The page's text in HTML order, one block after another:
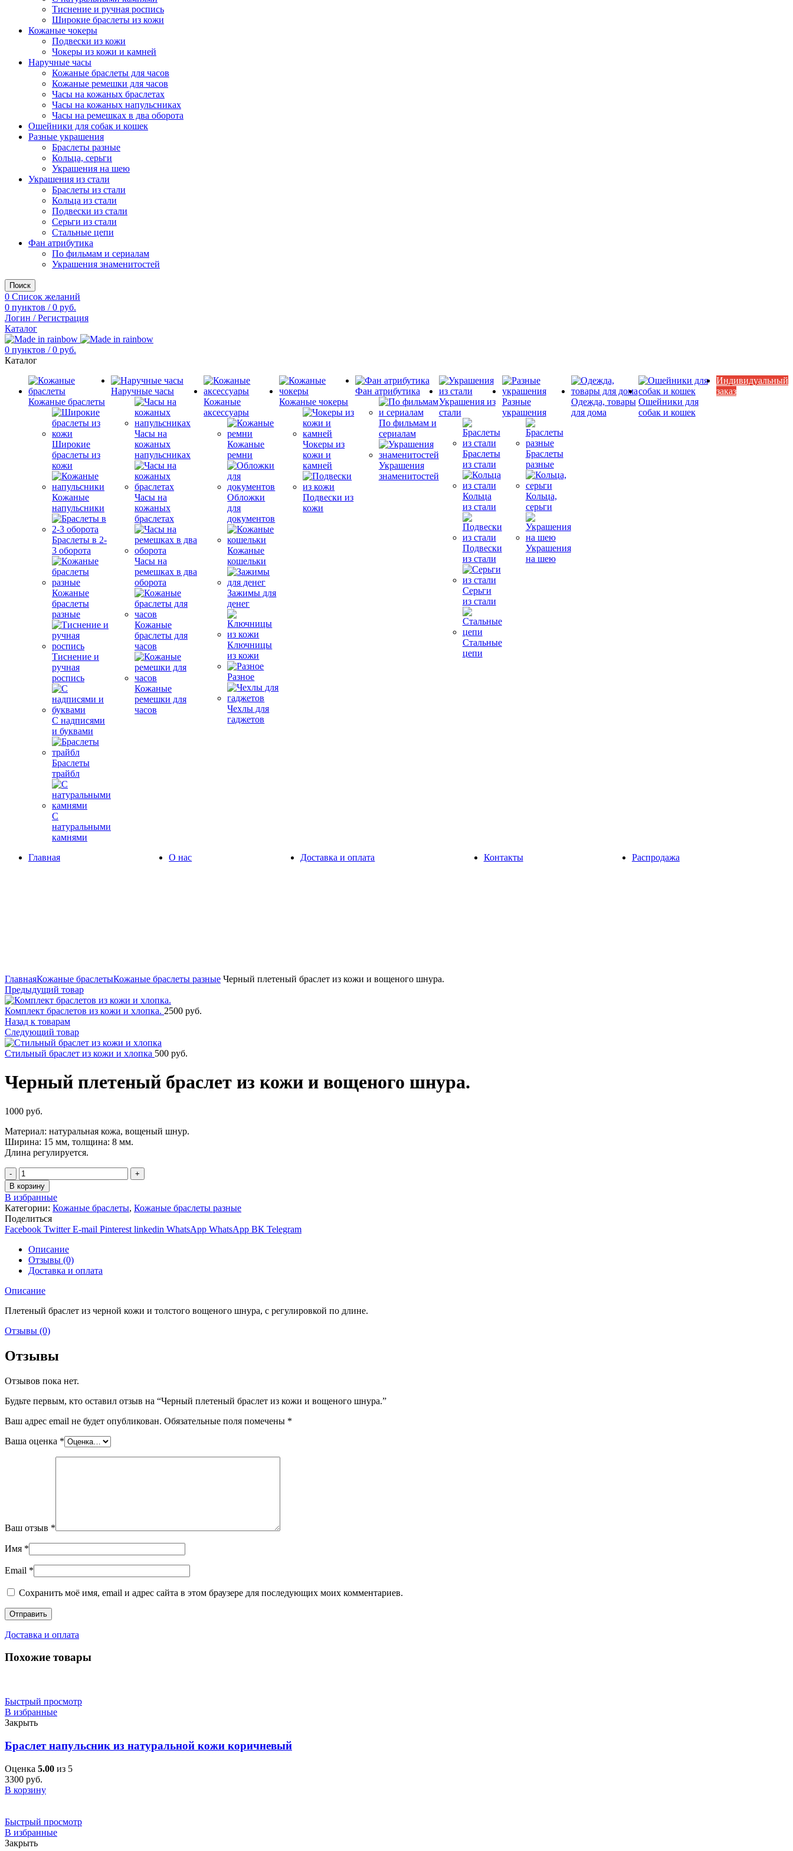
Тиснение и ручная роспись
Широкие браслеты из кожи
Кожаные чокеры
Подвески из кожи
Чокеры из кожи и камней
Наручные часы
Кожаные браслеты для часов
Кожаные ремешки для часов
Часы на кожаных браслетах
Часы на кожаных напульсниках
Часы на ремешках в два оборота
Ошейники для собак и кошек
Разные украшения
Браслеты разные
Кольца, серьги
Украшения на шею
Украшения из стали
Браслеты из стали
Кольца из стали
Подвески из стали
Серьги из стали
Стальные цепи
Фан атрибутика
По фильмам и сериалам
Украшения знаменитостей
Поиск
0 Список желаний
0 пунктов / 0 руб.
Логин / Регистрация
Каталог
0 пунктов / 0 руб.
Каталог
Кожаные браслеты
Широкие
браслеты из
кожи
Кожаные
напульсники
Браслеты в 2-
3 оборота
Кожаные
браслеты
разные
Тиснение и
ручная
роспись
С надписями
и буквами
Браслеты
трайбл
С
натуральными
камнями
Наручные часы
Часы на
кожаных
напульсниках
Часы на
кожаных
браслетах
Часы на
ремешках в два
оборота
Кожаные
браслеты для
часов
Кожаные
ремешки для
часов
Кожаные
аксессуары
Кожаные
ремни
Обложки
для
документов
Кожаные
кошельки
Зажимы для
денег
Ключницы
из кожи
Разное
Чехлы для
гаджетов
Кожаные чокеры
Чокеры из
кожи и
камней
Подвески из
кожи
Фан атрибутика
По фильмам и
сериалам
Украшения
знаменитостей
Украшения из
стали
Браслеты
из стали
Кольца
из стали
Подвески
из стали
Серьги
из стали
Стальные
цепи
Разные
украшения
Браслеты
разные
Кольца,
серьги
Украшения
на шею
Одежда, товары
для дома
Ошейники для
собак и кошек
Индивидуальный
заказ
Главная О нас Доставка и оплата Контакты Распродажа
ГлавнаяКожаные браслетыКожаные браслеты разные Черный плетеный браслет из кожи и вощеного шнура.
Предыдущий товар
Комплект браслетов из кожи и хлопка. 2500 руб.
Назад к товарам
Следующий товар
Стильный браслет из кожи и хлопка 500 руб.
Черный плетеный браслет из кожи и вощеного шнура.
1000 руб.
Материал: натуральная кожа, вощеный шнур.
Ширина: 15 мм, толщина: 8 мм.
Длина регулируется.
Количество
В корзину
В избранные
Категории: Кожаные браслеты, Кожаные браслеты разные
Поделиться
Facebook Twitter E-mail Pinterest linkedin WhatsApp WhatsApp ВК Telegram
Описание
Отзывы (0)
Доставка и оплата
Описание
Плетеный браслет из черной кожи и толстого вощеного шнура, с регулировкой по длине.
Отзывы (0)
Отзывы
Отзывов пока нет.
Будьте первым, кто оставил отзыв на “Черный плетеный браслет из кожи и вощеного шнура.”
Ваш адрес email не будет опубликован. Обязательные поля помечены *
Ваша оценка *
Ваш отзыв *
Имя *
Email *
Сохранить моё имя, email и адрес сайта в этом браузере для последующих моих комментариев.
Доставка и оплата
Похожие товары
Быстрый просмотр
В избранные
Закрыть
Браслет напульсник из натуральной кожи коричневый
Оценка 5.00 из 5
3300 руб.
В корзину
Быстрый просмотр
В избранные
Закрыть